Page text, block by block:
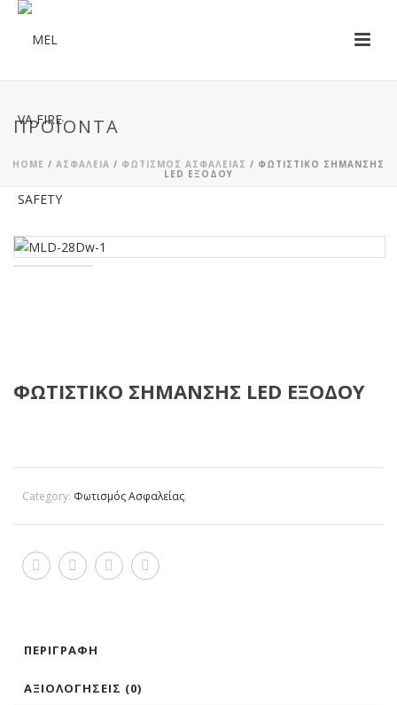
ΠΡΟΪΌΝΤΑ
HOME / ΑΣΦΆΛΕΙΑ / ΦΩΤΙΣΜΌΣ ΑΣΦΑΛΕΊΑΣ / ΦΩΤΙΣΤΙΚΌ ΣΉΜΑΝΣΗΣ
LED ΕΞΌΔΟΥ
ΦΩΤΙΣΤΙΚΌ ΣΉΜΑΝΣΗΣ LED ΕΞΌΔΟΥ
Category: Φωτισμός Ασφαλείας.
ΠΕΡΙΓΡΑΦΉ
ΑΞΙΟΛΟΓΉΣΕΙΣ (0)